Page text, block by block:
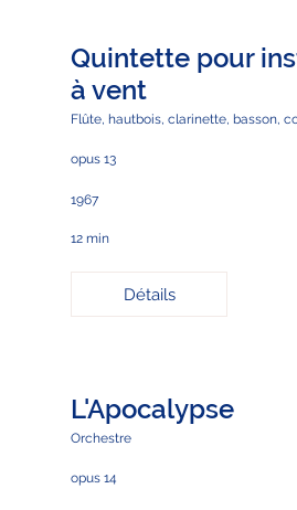
Quintette pour
à vent
Flûte, hautbois, clarinette, basson,
opus 13
1967
12 min
Détails
L'Apocalypse
Orchestre
opus 14